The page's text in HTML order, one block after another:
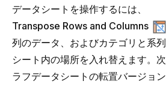
データシートを操作するには、
Transpose Rows and Columns
列のデータ、およびカテゴリと系
シート内の場所を入れ替えます。
ラフデータシートの転置バージョン